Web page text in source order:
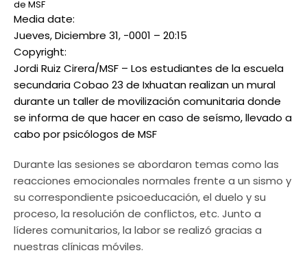
de MSF
Media date:
Jueves, Diciembre 31, -0001 – 20:15
Copyright:
Jordi Ruiz Cirera/MSF – Los estudiantes de la escuela
secundaria Cobao 23 de Ixhuatan realizan un mural
durante un taller de movilización comunitaria donde
se informa de que hacer en caso de seísmo, llevado a
cabo por psicólogos de MSF
Durante las sesiones se abordaron temas como las
reacciones emocionales normales frente a un sismo y
su correspondiente psicoeducación, el duelo y su
proceso, la resolución de conflictos, etc. Junto a
líderes comunitarios, la labor se realizó gracias a
nuestras clínicas móviles.